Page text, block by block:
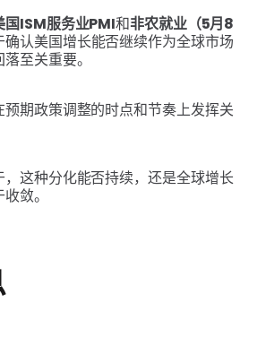
国ISM服务业PMI和非农就业（5月8
确认美国增长能否继续作为全球市场
至关重要。
期政策调整的时点和节奏上发挥关
这种分化能否持续，还是全球增长
敛。